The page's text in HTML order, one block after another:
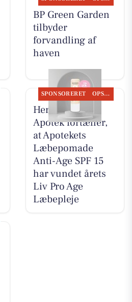
BP Green Garden
tilbyder
forvandling af
haven
SPONSORERET OPSLAGSTAVLEN
Herning Løve
Apotek fortæller,
at Apotekets
Læbepomade
Anti-Age SPF 15
har vundet årets
Liv Pro Age
Læbepleje